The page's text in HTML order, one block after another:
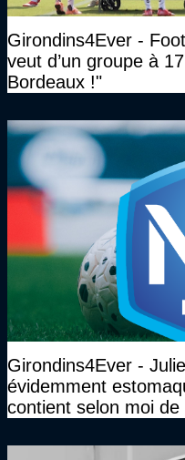
Girondins4Ever -
veut d’un groupe à
Bordeaux !"
Girondins4Ever -
évidemment
contient selon moi
plan juridique"